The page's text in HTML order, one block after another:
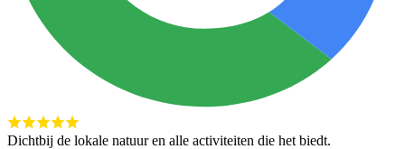
Dichtbij de lokale natuur en alle activiteiten die het biedt.